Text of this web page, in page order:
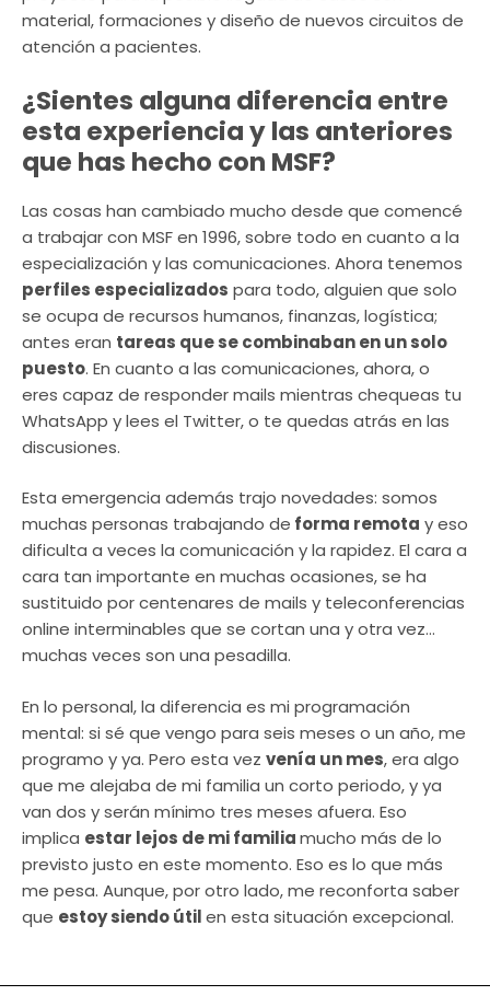
material, formaciones y diseño de nuevos circuitos de
atención a pacientes.
¿Sientes alguna diferencia entre
esta experiencia y las anteriores
que has hecho con MSF?
Las cosas han cambiado mucho desde que comencé
a trabajar con MSF en 1996, sobre todo en cuanto a la
especialización y las comunicaciones. Ahora tenemos
perfiles especializados para todo, alguien que solo
se ocupa de recursos humanos, finanzas, logística;
antes eran tareas que se combinaban en un solo
puesto. En cuanto a las comunicaciones, ahora, o
eres capaz de responder mails mientras chequeas tu
WhatsApp y lees el Twitter, o te quedas atrás en las
discusiones.
Esta emergencia además trajo novedades: somos
muchas personas trabajando de forma remota y eso
dificulta a veces la comunicación y la rapidez. El cara a
cara tan importante en muchas ocasiones, se ha
sustituido por centenares de mails y teleconferencias
online interminables que se cortan una y otra vez…
muchas veces son una pesadilla.
En lo personal, la diferencia es mi programación
mental: si sé que vengo para seis meses o un año, me
programo y ya. Pero esta vez venía un mes, era algo
que me alejaba de mi familia un corto periodo, y ya
van dos y serán mínimo tres meses afuera. Eso
implica estar lejos de mi familiamucho más de lo
previsto justo en este momento. Eso es lo que más
me pesa. Aunque, por otro lado, me reconforta saber
que estoy siendo útilen esta situación excepcional.